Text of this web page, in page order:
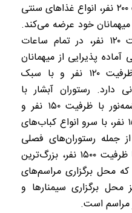
رستوران نوفل‌لوشاتو، با ظرفیت ۲۰۰ نفر، انواع غذاهای سنتی
خود عرضه می‌کند.
رستوران فیروزه نیز، با ظرفیت ۱۲۰ نفر، در تمام ساعات
آماده پذیرایی از میهمانان
است‌. رستوران اصفهان، با ظرفیت ۱۲۰ نفر و با سبک
دارد. رستوران آبشار با
ظرفیت ۲۵۰ نفر، رستوران چشمه‌نور با ظرفیت ۱۵۰ نفر و
رستوران برگ سبز با ظرفیت ۱۵۰ نفر، با سرو انواع کباب‌های
جمله رستوران‌های فصلی
هتل هستند. سالن دریای‌نور با ظرفیت ۱۵۰۰ نفر، بزرگ‌ترین
محل برگزاری مراسم‌های
برگزاری سیمنارها و
مراسم‌ است‌.